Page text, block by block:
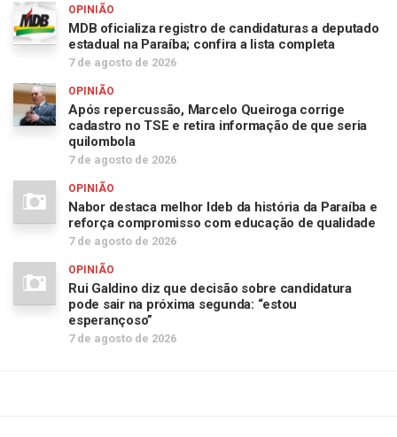
OPINIÃO
MDB oficializa registro de candidaturas a deputado
estadual na Paraíba; confira a lista completa
7 de agosto de 2026
OPINIÃO
Após repercussão, Marcelo Queiroga corrige
cadastro no TSE e retira informação de que seria
quilombola
7 de agosto de 2026
OPINIÃO
Nabor destaca melhor Ideb da história da Paraíba e
reforça compromisso com educação de qualidade
7 de agosto de 2026
OPINIÃO
Rui Galdino diz que decisão sobre candidatura
pode sair na próxima segunda: “estou
esperançoso”
7 de agosto de 2026